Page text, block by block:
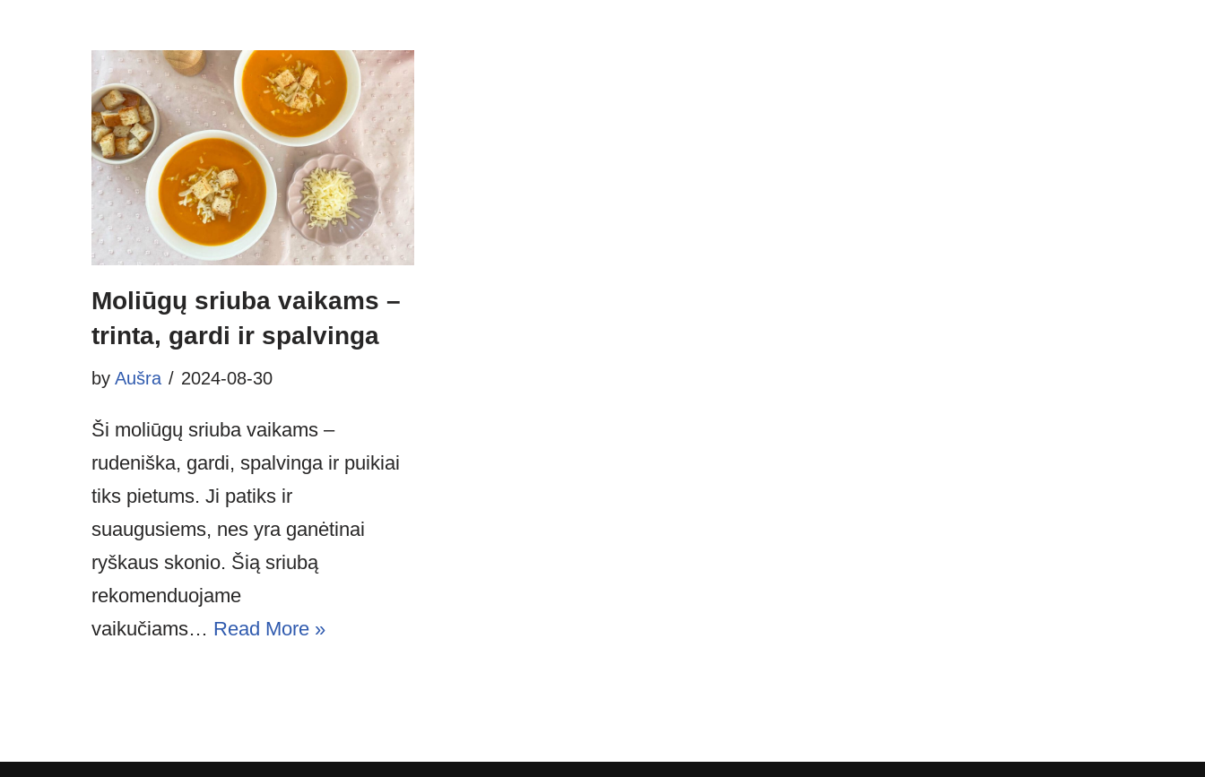
Moliūgų sriuba vaikams –
trinta, gardi ir spalvinga
by Aušra 2024-08-30
Ši moliūgų sriuba vaikams –
rudeniška, gardi, spalvinga ir puikiai
tiks pietums. Ji patiks ir
suaugusiems, nes yra ganėtinai
ryškaus skonio. Šią sriubą
rekomenduojame
vaikučiams… Read More »